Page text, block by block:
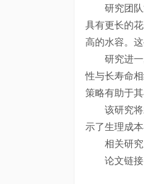
研究团队
具有更长的
高的水容。
研究进一
性与长寿命
策略有助于
该研究将
示了生理成
相关研究
论文链接